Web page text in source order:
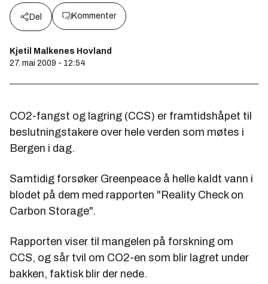
Del Kommenter
Kjetil Malkenes Hovland
27. mai 2009 - 12:54
CO2-fangst og lagring (CCS) er framtidshåpet til
beslutningstakere over hele verden som møtes i
Bergen i dag.
Samtidig forsøker Greenpeace å helle kaldt vann i
blodet på dem med rapporten "Reality Check on
Carbon Storage".
Rapporten viser til mangelen på forskning om
CCS, og sår tvil om CO2-en som blir lagret under
bakken, faktisk blir der nede.